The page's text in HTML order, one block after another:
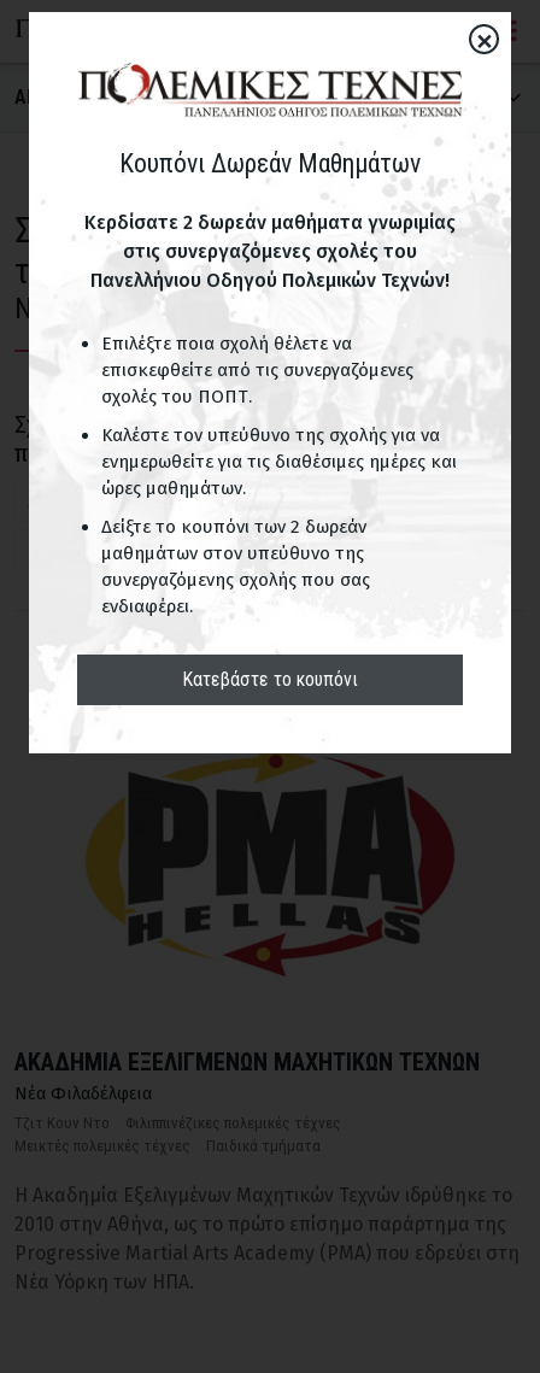
ΑΝΑΖΗΤΗΣΗ ΣΧΟΛΗΣ
ΠΑΙΔΙΚΑ ΤΜΗΜΑΤΑ
Σχολές με παιδικά τμήματα
ΟΝΟΜΑ ΣΧΟΛΗΣ
ΕΥΡΕΣΗ
Σχολές Φιλιππινέζικες πολεμικές
τέχνες
Νέα Φιλαδέλφεια Αττικής
Σχολές Φιλιππινέζικες πολεμικές τέχνες σε
περιοχές του Ν. Αττικής
Άγιος Ιωάννης Ρέντη
Νέα Φιλαδέλφεια
ΑΚΑΔΗΜΙΑ ΕΞΕΛΙΓΜΕΝΩΝ ΜΑΧΗΤΙΚΩΝ ΤΕΧΝΩΝ
Νέα Φιλαδέλφεια
Τζιτ Κουν Ντο
Φιλιππινέζικες πολεμικές τέχνες
Μεικτές πολεμικές τέχνες
Παιδικά τμήματα
Η Ακαδημία Εξελιγμένων Μαχητικών Τεχνών ιδρύθηκε το
2010 στην Αθήνα, ως το πρώτο επίσημο παράρτημα της
Progressive Martial Arts Academy (PMA) που εδρεύει στη
Νέα Υόρκη των ΗΠΑ.
×
Κουπόνι Δωρεάν Μαθημάτων
Κερδίσατε 2 δωρεάν μαθήματα γνωριμίας
στις συνεργαζόμενες σχολές του
Πανελλήνιου Οδηγού Πολεμικών Τεχνών!
Επιλέξτε ποια σχολή θέλετε να
επισκεφθείτε από τις συνεργαζόμενες
σχολές του ΠΟΠΤ.
Καλέστε τον υπεύθυνο της σχολής για να
ενημερωθείτε για τις διαθέσιμες ημέρες και
ώρες μαθημάτων.
Δείξτε το κουπόνι των 2 δωρεάν
μαθημάτων στον υπεύθυνο της
συνεργαζόμενης σχολής που σας
ενδιαφέρει.
Κατεβάστε το κουπόνι